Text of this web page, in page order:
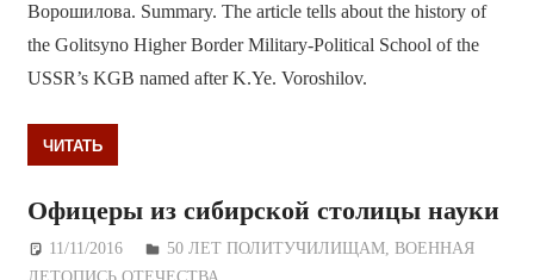
Ворошилова. Summary. The article tells about the history of
the Golitsyno Higher Border Military-Political School of the
USSR’s KGB named after K.Ye. Voroshilov.
ЧИТАТЬ
Офицеры из сибирской столицы науки
11/11/2016 Дежурный по Редакции
50 ЛЕТ ПОЛИТУЧИЛИЩАМ,ВОЕННАЯ